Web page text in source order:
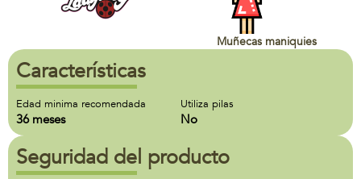
Muñecas maniquies
Características
Edad minima recomendada
36 meses
Utiliza pilas
No
Seguridad del producto